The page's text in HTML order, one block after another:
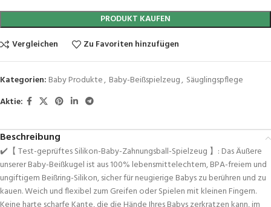
PRODUKT KAUFEN
Vergleichen
Zu Favoriten hinzufügen
Kategorien: Baby Produkte, Baby-Beißspielzeug, Säuglingspflege
Aktie:
Beschreibung
✔️【 Test-geprüftes Silikon-Baby-Zahnungsball-Spielzeug 】: Das Äußere
unserer Baby-Beißkugel ist aus 100% lebensmittelechtem, BPA-freiem und
ungiftigem Beißring-Silikon, sicher für neugierige Babys zu berühren und zu
kauen. Weich und flexibel zum Greifen oder Spielen mit kleinen Fingern.